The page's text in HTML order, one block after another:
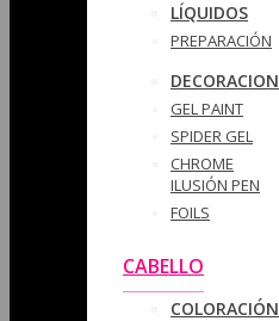
LÍQUIDOS
PREPARACIÓN
DECORACION
GEL PAINT
SPIDER GEL
CHROME
ILUSIÓN PEN
FOILS
CABELLO
COLORACIÓN